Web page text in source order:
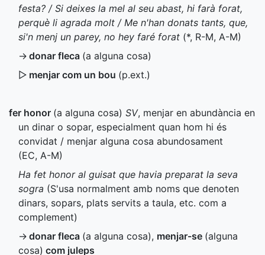
festa? / Si deixes la mel al seu abast, hi farà forat,
perquè li agrada molt / Me n'han donats tants, que,
si'n menj un parey, no hey faré forat (*, R-M, A-M)
→ donar fleca (a alguna cosa)
▷ menjar com un bou (p.ext.)
fer honor (a alguna cosa) SV, menjar en abundància en
un dinar o sopar, especialment quan hom hi és
convidat / menjar alguna cosa abundosament
(EC, A-M)
Ha fet honor al guisat que havia preparat la seva
sogra (S'usa normalment amb noms que denoten
dinars, sopars, plats servits a taula, etc. com a
complement)
→ donar fleca (a alguna cosa), menjar-se (alguna
cosa) com juleps